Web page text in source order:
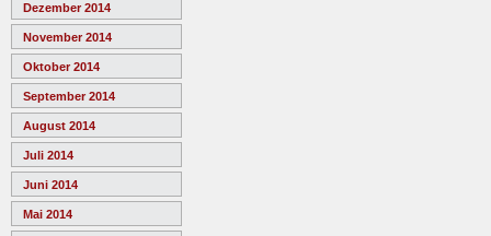
Dezember 2014
November 2014
Oktober 2014
September 2014
August 2014
Juli 2014
Juni 2014
Mai 2014